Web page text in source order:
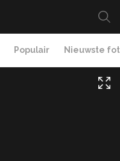
Populair Nieuwste